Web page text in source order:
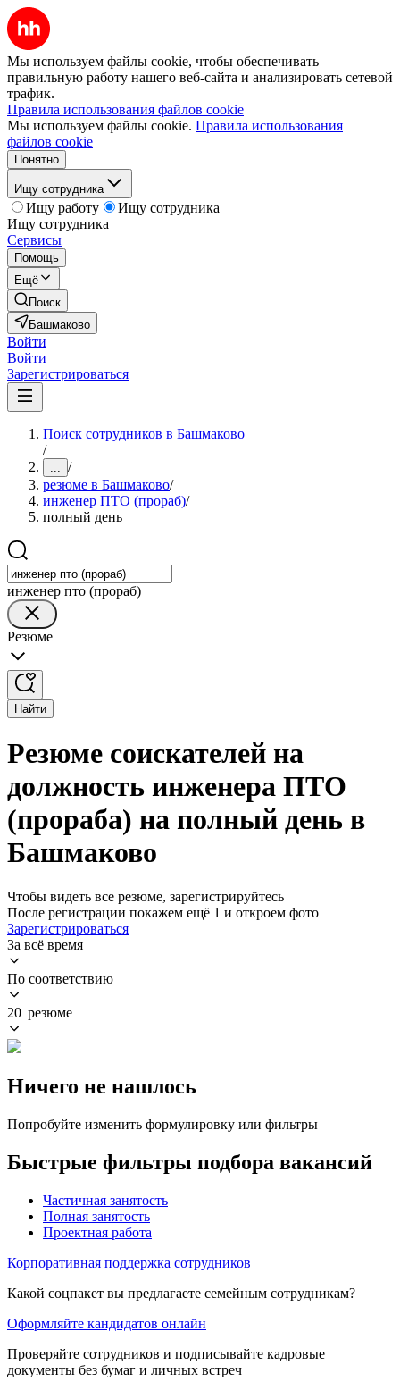
Мы используем файлы cookie, чтобы обеспечивать
правильную работу нашего веб-сайта и анализировать сетевой
трафик.
Правила использования файлов cookie
Мы используем файлы cookie. Правила использования
файлов cookie
Понятно
Ищу сотрудника
Ищу работу
Ищу сотрудника
Ищу сотрудника
Сервисы
Помощь
Ещё
Поиск
Башмаково
Войти
Войти
Зарегистрироваться
Поиск сотрудников в Башмаково
/
... /
резюме в Башмаково/
инженер ПТО (прораб)/
полный день
инженер пто (прораб)
Резюме
Найти
Резюме соискателей на
должность инженера ПТО
(прораба) на полный день в
Башмаково
Чтобы видеть все резюме, зарегистрируйтесь
После регистрации покажем ещё 1 и откроем фото
Зарегистрироваться
За всё время
По соответствию
20 резюме
Ничего не нашлось
Попробуйте изменить формулировку или фильтры
Быстрые фильтры подбора вакансий
Частичная занятость
Полная занятость
Проектная работа
Корпоративная поддержка сотрудников
Какой соцпакет вы предлагаете семейным сотрудникам?
Оформляйте кандидатов онлайн
Проверяйте сотрудников и подписывайте кадровые
документы без бумаг и личных встреч